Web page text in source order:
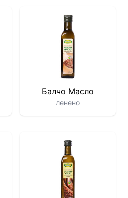
Балчо Масло
ленено